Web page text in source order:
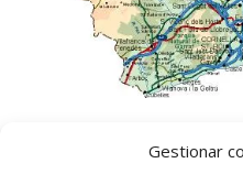
Gestionar